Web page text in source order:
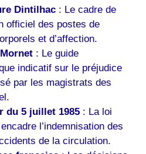
Dintilhac: Le cadre de
officiel des postes de
et d’affection.
: Le guide
indicatif sur le préjudice
par les magistrats des
du 5 juillet 1985: La loi
l’indemnisation des
de la circulation.